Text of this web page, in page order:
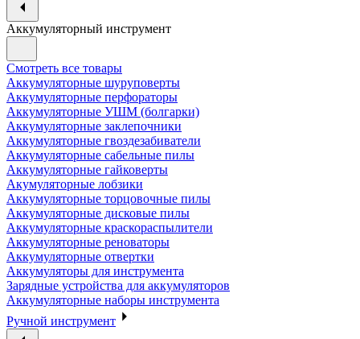
Аккумуляторный инструмент
Смотреть все товары
Аккумуляторные шуруповерты
Аккумуляторные перфораторы
Аккумуляторные УШМ (болгарки)
Аккумуляторные заклепочники
Аккумуляторные гвоздезабиватели
Аккумуляторные сабельные пилы
Аккумуляторные гайковерты
Акумуляторные лобзики
Аккумуляторные торцовочные пилы
Аккумуляторные дисковые пилы
Аккумуляторные краскораспылители
Аккумуляторные реноваторы
Аккумуляторные отвертки
Аккумуляторы для инструмента
Зарядные устройства для аккумуляторов
Аккумуляторные наборы инструмента
Ручной инструмент